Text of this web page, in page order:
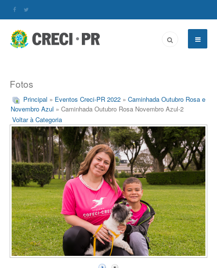
Fotos
Principal » Eventos Creci-PR 2022 » Caminhada Outubro Rosa e
Novembro Azul » Caminhada Outubro Rosa Novembro Azul-2
Voltar à Categoria